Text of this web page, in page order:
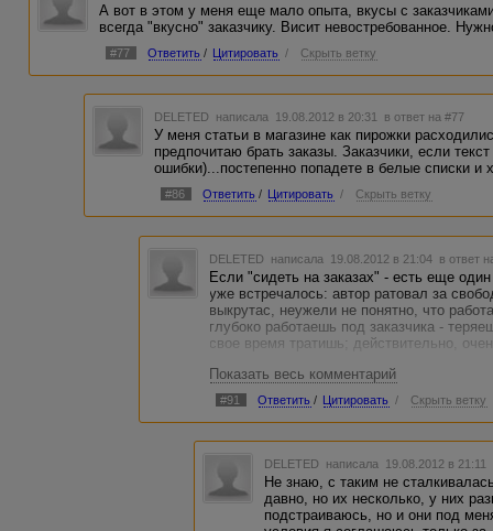
А вот в этом у меня еще мало опыта, вкусы с
всегда "вкусно" заказчику. Висит невостребованное.
#77 Ответить / Цитировать / Скрыть ветку
DELETED написала 19.08.2012 в 20:31 в ответ на #77
У меня статьи в магазине как пирожки
предпочитаю брать заказы. Заказчики, если
ошибки)...постепенно попадете в белые списки и
#86 Ответить / Цитировать / Скрыть ветку
DELETED написала 19.08.2012 в 21:04 в ответ
Если "сидеть на заказах" - есть еще
уже встречалось: автор ратовал за
выкрутас, неужели не понятно, что
глубоко работаешь под заказчика -
свое время тратишь; действительно,
Показать весь комментарий
#91 Ответить / Цитировать / Скрыть ветку
DELETED написала 19.08.2012 в 21:11
Не знаю, с таким не
давно, но их несколько, у них
подстраиваюсь, но и они под